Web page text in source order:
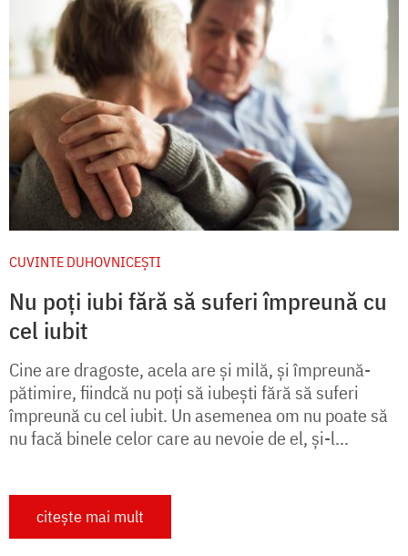
CUVINTE DUHOVNICEȘTI
Nu poți iubi fără să suferi împreună cu
cel iubit
Cine are dragoste, acela are și milă, și împreună-
pătimire, fiindcă nu poți să iubești fără să suferi
împreună cu cel iubit. Un asemenea om nu poate să
nu facă binele celor care au nevoie de el, și-l...
citește mai mult